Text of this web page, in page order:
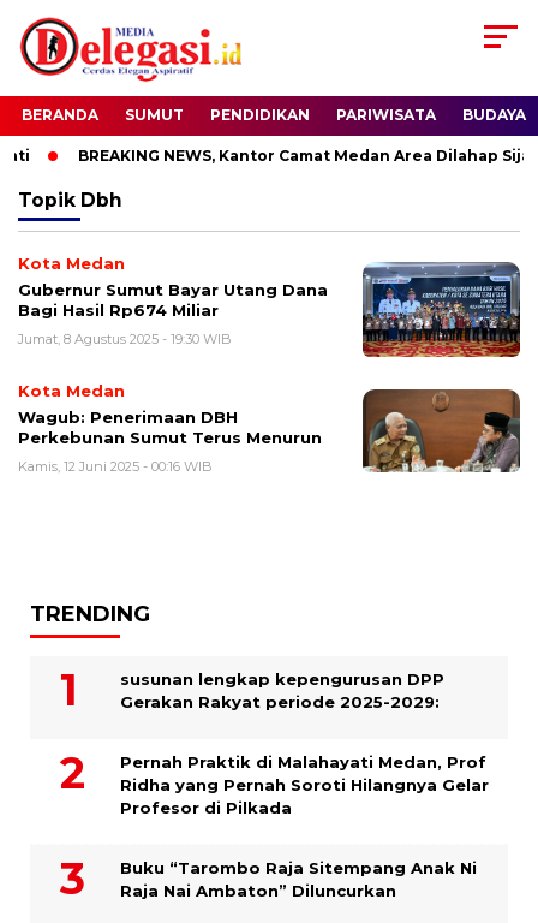
BERANDA SUMUT PENDIDIKAN PARIWISATA BUDAYA
BREAKING NEWS, Kantor Camat Medan Area Dilahap
Topik Dbh
Kota Medan
Gubernur Sumut Bayar Utang Dana
Bagi Hasil Rp674 Miliar
Jumat, 8 Agustus 2025 - 19:30 WIB
Kota Medan
Wagub: Penerimaan DBH
Perkebunan Sumut Terus Menurun
Kamis, 12 Juni 2025 - 00:16 WIB
TRENDING
susunan lengkap kepengurusan DPP
Gerakan Rakyat periode 2025-2029:
Pernah Praktik di Malahayati Medan, Prof
Ridha yang Pernah Soroti Hilangnya Gelar
Profesor di Pilkada
Buku “Tarombo Raja Sitempang Anak Ni
Raja Nai Ambaton” Diluncurkan